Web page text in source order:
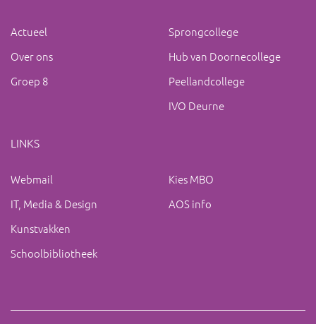
Actueel
Over ons
Groep 8
Sprongcollege
Hub van Doornecollege
Peellandcollege
IVO Deurne
LINKS
Webmail
IT, Media & Design
Kunstvakken
Schoolbibliotheek
Kies MBO
AOS info